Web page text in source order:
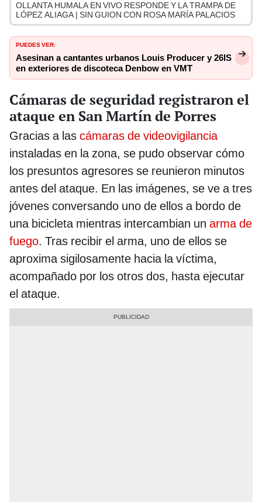
OLLANTA HUMALA EN VIVO RESPONDE Y LA TRAMPA DE
LÓPEZ ALIAGA | SIN GUION CON ROSA MARÍA PALACIOS
PUEDES VER:
Asesinan a cantantes urbanos Louis Producer y 26IS
en exteriores de discoteca Denbow en VMT
Cámaras de seguridad registraron el
ataque en San Martín de Porres
Gracias a las cámaras de videovigilancia
instaladas en la zona, se pudo observar cómo
los presuntos agresores se reunieron minutos
antes del ataque. En las imágenes, se ve a tres
jóvenes conversando uno de ellos a bordo de
una bicicleta mientras intercambian un arma de
fuego. Tras recibir el arma, uno de ellos se
aproxima sigilosamente hacia la víctima,
acompañado por los otros dos, hasta ejecutar
el ataque.